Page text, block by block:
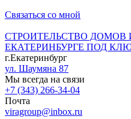
Связаться со мной
СТРОИТЕЛЬСТВО ДОМОВ
ЕКАТЕРИНБУРГЕ ПОД
г.Екатеринбург
ул. Шаумяна 87
Мы всегда на связи
+7 (343) 266-34-04
Почта
viragroup@inbox.ru